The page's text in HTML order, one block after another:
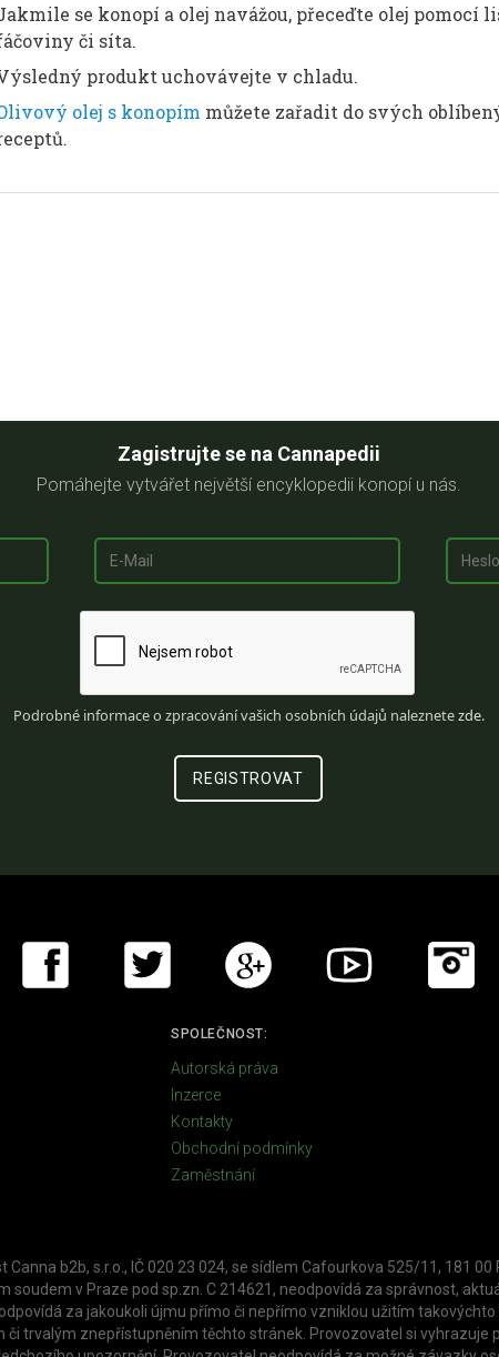
se konopí a olej navážou, přeceďte olej pomocí
či síta.
produkt uchovávejte v chladu.
olej s konopím můžete zařadit do svých
Zagistrujte se na Cannapedii
Pomáhejte vytvářet největší encyklopedii konopí u nás.
Podrobné informace o zpracování vašich osobních údajů naleznetezde.
SPOLEČNOST:
Autorská práva
Inzerce
Kontakty
Obchodní podmínky
Zaměstnání
b2b, s.r.o., IČ 020 23 024, se sídlem Cafourkova 525/11, 181
soudem v Praze pod sp.zn. C 214621, neodpovídá za správnost,
za jakoukoli újmu přímo či nepřímo vzniklou užitím
trvalým znepřístupněním těchto stránek. Provozovatel si vyhrazuje